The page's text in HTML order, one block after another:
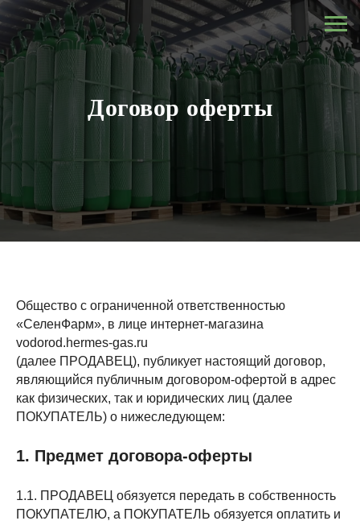
Договор оферты
Общество с ограниченной ответственностью
«СеленФарм», в лице интернет-магазина
vodorod.hermes-gas.ru
(далее ПРОДАВЕЦ), публикует настоящий договор,
являющийся публичным договором-офертой в адрес
как физических, так и юридических лиц (далее
ПОКУПАТЕЛЬ) о нижеследующем:
1. Предмет договора-оферты
1.1. ПРОДАВЕЦ обязуется передать в собственность
ПОКУПАТЕЛЮ, а ПОКУПАТЕЛЬ обязуется оплатить и